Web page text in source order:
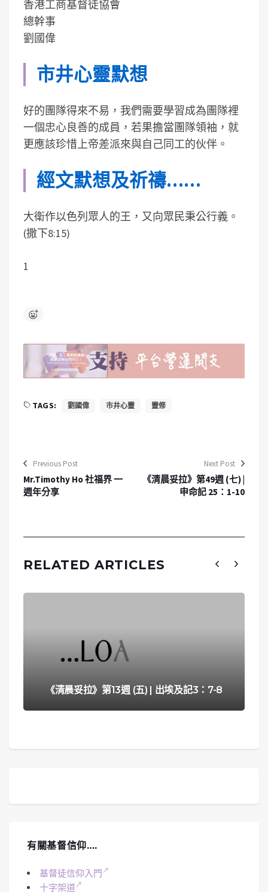
香港工商基督徒協會
總幹事
劉國偉
市井心靈默想
好的團隊得來不易，我們需要學習成為團隊裡
一個忠心良善的成員，若果擔當團隊領袖，就
更應該珍惜上帝差派來與自己同工的伙伴。
經文默想及祈禱……
大衛作以色列眾人的王，又向眾民秉公行義。
(撒下8:15)
1
TAGS: 劉國偉 市井心靈 靈修
Previous Post
Mr.Timothy Ho 社福界 一
週年分享
Next Post
《清晨妥拉》第49週 (七) |
申命記 25：1-10
RELATED ARTICLES
《清晨妥拉》第13週 (五) | 出埃及記3：7-8
有關基督信仰….
基督徒信仰入門
十字架道